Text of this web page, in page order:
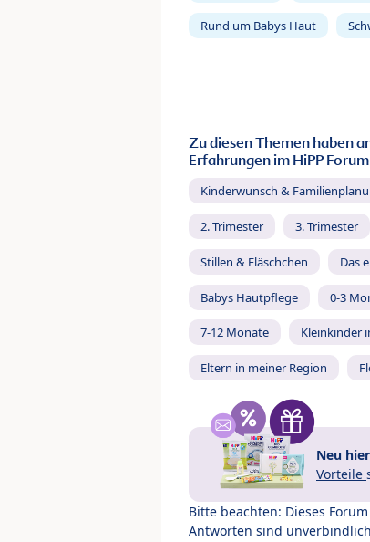
Rund um Babys Haut
Zu diesen Themen haben
Erfahrungen im HiPP
Kinderwunsch &
2. Trimester 3. Trimester
Stillen & Fläschchen Das
Babys Hautpflege 0-3
7-12 Monate Kleinkinder
Eltern in meiner Region
Neu
Vorteile
Bitte beachten: Dieses
Antworten sind